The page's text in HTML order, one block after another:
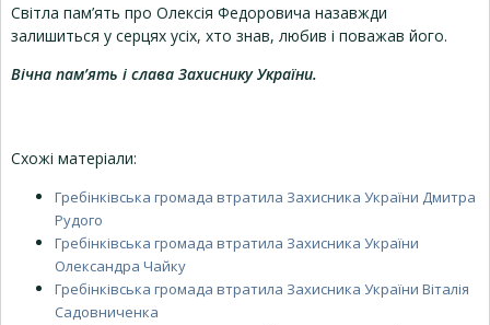
Світла пам’ять про Олексія Федоровича назавжди
залишиться у серцях усіх, хто знав, любив і поважав його.
Вічна пам’ять і слава Захиснику України.
Схожі матеріали:
Гребінківська громада втратила Захисника України Дмитра
Рудого
Гребінківська громада втратила Захисника України
Олександра Чайку
Гребінківська громада втратила Захисника України Віталія
Садовниченка